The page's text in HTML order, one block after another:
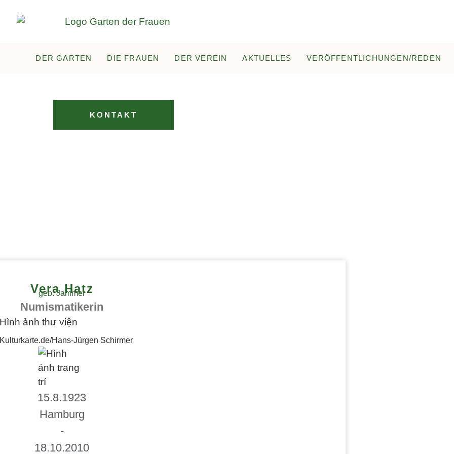
DER GARTEN DIE FRAUEN DER VEREIN AKTUELLES VERÖFFENTLICHUNGEN/REDEN
KONTAKT
Vera Hatz
geb. Jammer
Numismatikerin
Hans-Jürgen Schirmer
15.8.1923
Hamburg
-
18.10.2010